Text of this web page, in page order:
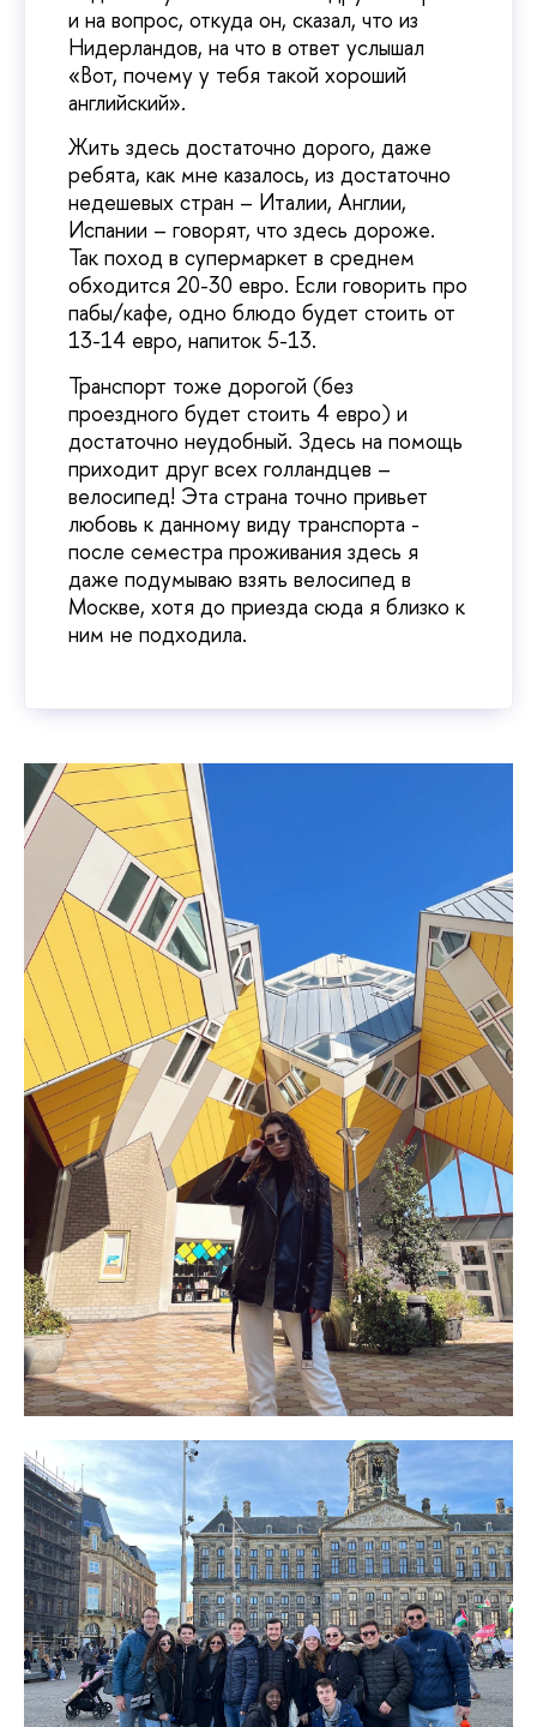
и на вопрос, откуда он, сказал, что из
Нидерландов, на что в ответ услышал
«Вот, почему у тебя такой хороший
английский».
Жить здесь достаточно дорого, даже
ребята, как мне казалось, из достаточно
недешевых стран – Италии, Англии,
Испании – говорят, что здесь дороже.
Так поход в супермаркет в среднем
обходится 20-30 евро. Если говорить про
пабы/кафе, одно блюдо будет стоить от
13-14 евро, напиток 5-13.
Транспорт тоже дорогой (без
проездного будет стоить 4 евро) и
достаточно неудобный. Здесь на помощь
приходит друг всех голландцев –
велосипед! Эта страна точно привьет
любовь к данному виду транспорта -
после семестра проживания здесь я
даже подумываю взять велосипед в
Москве, хотя до приезда сюда я близко к
ним не подходила.